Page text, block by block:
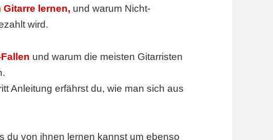
lernen, und warum Nicht-
wird.
und warum die meisten Gitarristen
Anleitung erfährst du, wie man sich aus
du von ihnen lernen kannst um ebenso